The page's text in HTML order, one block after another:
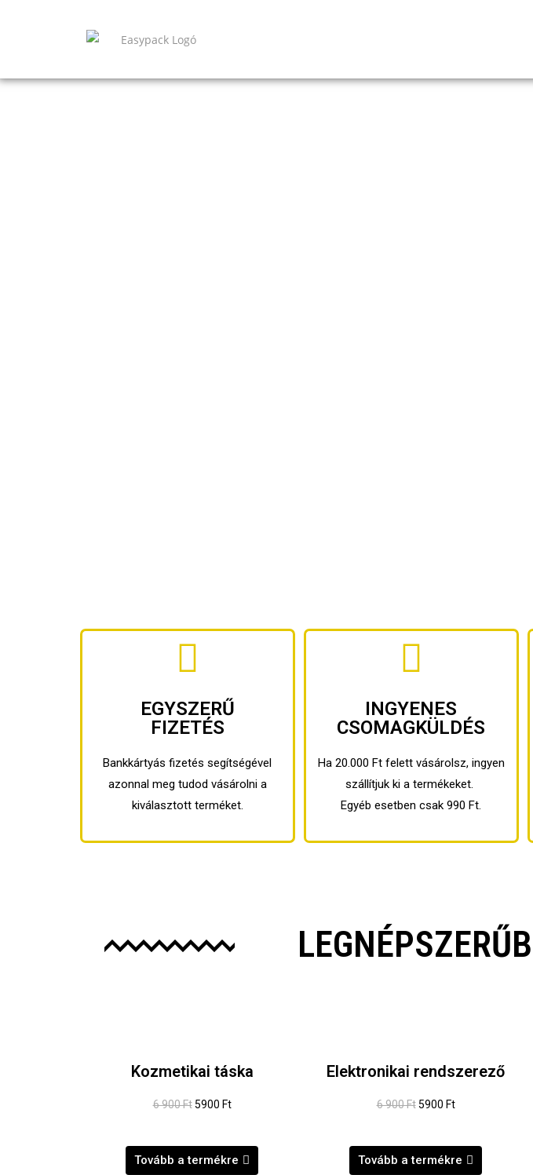
EGYSZERŰ
FIZETÉS
Bankkártyás fizetés segítségével
azonnal meg tudod vásárolni a
kiválasztott terméket.
INGYENES
CSOMAGKÜLDÉS
Ha 20.000 Ft felett vásárolsz, ingyen
szállítjuk ki a termékeket.
Egyéb esetben csak 990 Ft.
Kozmetikai táska
6 900 Ft5900 Ft
Tovább a termékre
Elektronikai rendszerező
6 900 Ft5900 Ft
Tovább a termékre